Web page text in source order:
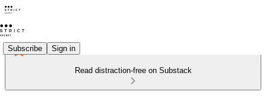
Subscribe Sign in
Read distraction-free on Substack